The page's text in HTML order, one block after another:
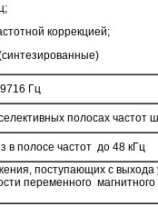
коррекцией;
Гц
полосах
в полосе частот до 48 кГц
поступающих с
переменного